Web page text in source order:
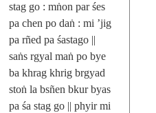
stag go : mṅon par śes
pa chen po daṅ : mi ’jig
pa rñed pa śastago ||
saṅs rgyal maṅ po bye
ba khrag khrig brgyad
stoṅ la bsñen bkur byas
pa śa stag go || phyir mi